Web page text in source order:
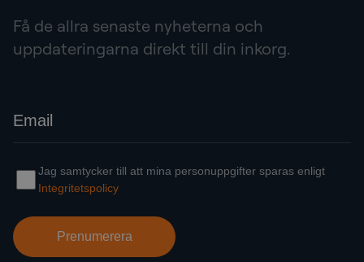
Få de allra senaste nyheterna och
uppdateringarna direkt till din inkorg.